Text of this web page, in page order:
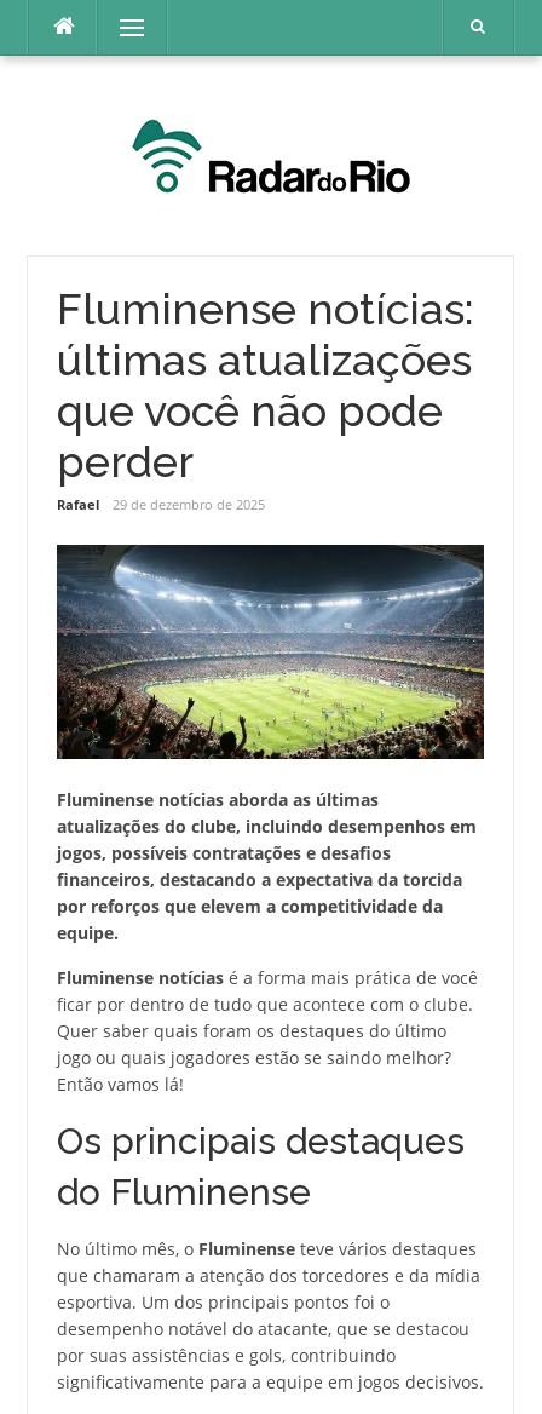
o
Menu
Fluminense notícias:
últimas atualizações
que você não pode
perder
Rafael 29 de dezembro de 2025
Fluminense notícias aborda as últimas
atualizações do clube, incluindo desempenhos em
jogos, possíveis contratações e desafios
financeiros, destacando a expectativa da torcida
por reforços que elevem a competitividade da
equipe.
Fluminense notíciasé a forma mais prática de você
ficar por dentro de tudo que acontece com o clube.
Quer saber quais foram os destaques do último
jogo ou quais jogadores estão se saindo melhor?
Então vamos lá!
Os principais destaques
do Fluminense
No último mês, o Fluminenseteve vários destaques
que chamaram a atenção dos torcedores e da mídia
esportiva. Um dos principais pontos foi o
desempenho notável do atacante, que se destacou
por suas assistências e gols, contribuindo
significativamente para a equipe em jogos decisivos.